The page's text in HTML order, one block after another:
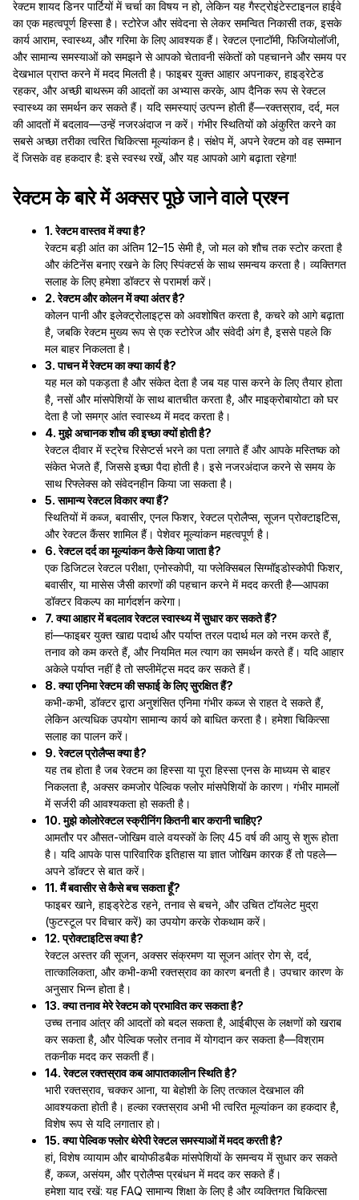
रेक्टम शायद डिनर पार्टियों में चर्चा का विषय न हो, लेकिन यह गैस्ट्रोइंटेस्टाइनल हाईवे
का एक महत्वपूर्ण हिस्सा है। स्टोरेज और संवेदना से लेकर समन्वित निकासी तक, इसके
कार्य आराम, स्वास्थ्य, और गरिमा के लिए आवश्यक हैं। रेक्टल एनाटॉमी, फिजियोलॉजी,
और सामान्य समस्याओं को समझने से आपको चेतावनी संकेतों को पहचानने और समय पर
देखभाल प्राप्त करने में मदद मिलती है। फाइबर युक्त आहार अपनाकर, हाइड्रेटेड
रहकर, और अच्छी बाथरूम की आदतों का अभ्यास करके, आप दैनिक रूप से रेक्टल
स्वास्थ्य का समर्थन कर सकते हैं। यदि समस्याएं उत्पन्न होती हैं—रक्तस्राव, दर्द, मल
की आदतों में बदलाव—उन्हें नजरअंदाज न करें। गंभीर स्थितियों को अंकुरित करने का
सबसे अच्छा तरीका त्वरित चिकित्सा मूल्यांकन है। संक्षेप में, अपने रेक्टम को वह सम्मान
दें जिसके वह हकदार है: इसे स्वस्थ रखें, और यह आपको आगे बढ़ाता रहेगा!
रेक्टम के बारे में अक्सर पूछे जाने वाले प्रश्न
1. रेक्टम वास्तव में क्या है?
रेक्टम बड़ी आंत का अंतिम 12–15 सेमी है, जो मल को शौच तक स्टोर करता है
और कंटिनेंस बनाए रखने के लिए स्पिंक्टर्स के साथ समन्वय करता है। व्यक्तिगत
सलाह के लिए हमेशा डॉक्टर से परामर्श करें।
2. रेक्टम और कोलन में क्या अंतर है?
कोलन पानी और इलेक्ट्रोलाइट्स को अवशोषित करता है, कचरे को आगे बढ़ाता
है, जबकि रेक्टम मुख्य रूप से एक स्टोरेज और संवेदी अंग है, इससे पहले कि
मल बाहर निकलता है।
3. पाचन में रेक्टम का क्या कार्य है?
यह मल को पकड़ता है और संकेत देता है जब यह पास करने के लिए तैयार होता
है, नसों और मांसपेशियों के साथ बातचीत करता है, और माइक्रोबायोटा को घर
देता है जो समग्र आंत स्वास्थ्य में मदद करता है।
4. मुझे अचानक शौच की इच्छा क्यों होती है?
रेक्टल दीवार में स्ट्रेच रिसेप्टर्स भरने का पता लगाते हैं और आपके मस्तिष्क को
संकेत भेजते हैं, जिससे इच्छा पैदा होती है। इसे नजरअंदाज करने से समय के
साथ रिफ्लेक्स को संवेदनहीन किया जा सकता है।
5. सामान्य रेक्टल विकार क्या हैं?
स्थितियों में कब्ज, बवासीर, एनल फिशर, रेक्टल प्रोलैप्स, सूजन प्रोक्टाइटिस,
और रेक्टल कैंसर शामिल हैं। पेशेवर मूल्यांकन महत्वपूर्ण है।
6. रेक्टल दर्द का मूल्यांकन कैसे किया जाता है?
एक डिजिटल रेक्टल परीक्षा, एनोस्कोपी, या फ्लेक्सिबल सिग्मॉइडोस्कोपी फिशर,
बवासीर, या मासेस जैसी कारणों की पहचान करने में मदद करती है—आपका
डॉक्टर विकल्प का मार्गदर्शन करेगा।
7. क्या आहार में बदलाव रेक्टल स्वास्थ्य में सुधार कर सकते हैं?
हां—फाइबर युक्त खाद्य पदार्थ और पर्याप्त तरल पदार्थ मल को नरम करते हैं,
तनाव को कम करते हैं, और नियमित मल त्याग का समर्थन करते हैं। यदि आहार
अकेले पर्याप्त नहीं है तो सप्लीमेंट्स मदद कर सकते हैं।
8. क्या एनिमा रेक्टम की सफाई के लिए सुरक्षित हैं?
कभी-कभी, डॉक्टर द्वारा अनुशंसित एनिमा गंभीर कब्ज से राहत दे सकते हैं,
लेकिन अत्यधिक उपयोग सामान्य कार्य को बाधित करता है। हमेशा चिकित्सा
सलाह का पालन करें।
9. रेक्टल प्रोलैप्स क्या है?
यह तब होता है जब रेक्टम का हिस्सा या पूरा हिस्सा एनस के माध्यम से बाहर
निकलता है, अक्सर कमजोर पेल्विक फ्लोर मांसपेशियों के कारण। गंभीर मामलों
में सर्जरी की आवश्यकता हो सकती है।
10. मुझे कोलोरेक्टल स्क्रीनिंग कितनी बार करानी चाहिए?
आमतौर पर औसत-जोखिम वाले वयस्कों के लिए 45 वर्ष की आयु से शुरू होता
है। यदि आपके पास पारिवारिक इतिहास या ज्ञात जोखिम कारक हैं तो पहले—
अपने डॉक्टर से बात करें।
11. मैं बवासीर से कैसे बच सकता हूँ?
फाइबर खाने, हाइड्रेटेड रहने, तनाव से बचने, और उचित टॉयलेट मुद्रा
(फुटस्टूल पर विचार करें) का उपयोग करके रोकथाम करें।
12. प्रोक्टाइटिस क्या है?
रेक्टल अस्तर की सूजन, अक्सर संक्रमण या सूजन आंत्र रोग से, दर्द,
तात्कालिकता, और कभी-कभी रक्तस्राव का कारण बनती है। उपचार कारण के
अनुसार भिन्न होता है।
13. क्या तनाव मेरे रेक्टम को प्रभावित कर सकता है?
उच्च तनाव आंत्र की आदतों को बदल सकता है, आईबीएस के लक्षणों को खराब
कर सकता है, और पेल्विक फ्लोर तनाव में योगदान कर सकता है—विश्राम
तकनीक मदद कर सकती हैं।
14. रेक्टल रक्तस्राव कब आपातकालीन स्थिति है?
भारी रक्तस्राव, चक्कर आना, या बेहोशी के लिए तत्काल देखभाल की
आवश्यकता होती है। हल्का रक्तस्राव अभी भी त्वरित मूल्यांकन का हकदार है,
विशेष रूप से यदि लगातार हो।
15. क्या पेल्विक फ्लोर थेरेपी रेक्टल समस्याओं में मदद करती है?
हां, विशेष व्यायाम और बायोफीडबैक मांसपेशियों के समन्वय में सुधार कर सकते
हैं, कब्ज, असंयम, और प्रोलैप्स प्रबंधन में मदद कर सकते हैं।
हमेशा याद रखें: यह FAQ सामान्य शिक्षा के लिए है और व्यक्तिगत चिकित्सा